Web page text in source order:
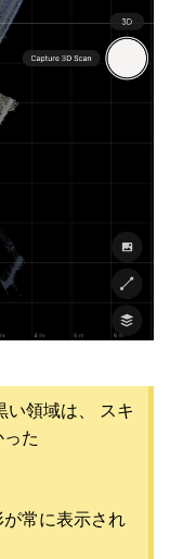
い領域は、 スキ
た
常に表示され